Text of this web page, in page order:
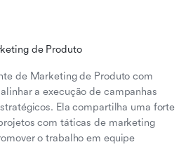
de Produto
de Marketing de Produto com
a execução de campanhas
Ela compartilha uma forte
com táticas de marketing
o trabalho em equipe